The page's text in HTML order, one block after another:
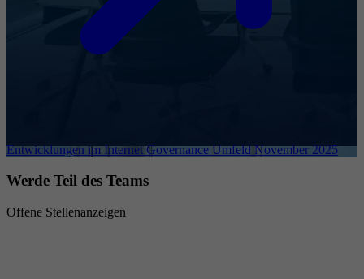
Entwicklungen im Internet Governance Umfeld November 2025
Werde Teil des Teams
Offene Stellenanzeigen